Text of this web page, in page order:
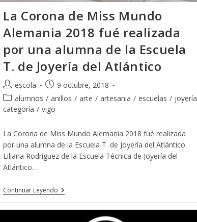
La Corona de Miss Mundo
Alemania 2018 fué realizada
por una alumna de la Escuela
T. de Joyería del Atlántico
Autor
de
la
entrada:
escola
Publicación
de
la
entrada:
9 octubre, 2018
Categoría
de
entrada:
alumnos / anillos / arte / artesania / escuelas / joyería
categoría / vigo
La Corona de Miss Mundo Alemania 2018 fué realizada
por una alumna de la Escuela T. de Joyería del Atlántico.
Liliana Rodríguez de la Escuela Técnica de Joyería del
Atlántico…
Continuar Leyendo La
Corona